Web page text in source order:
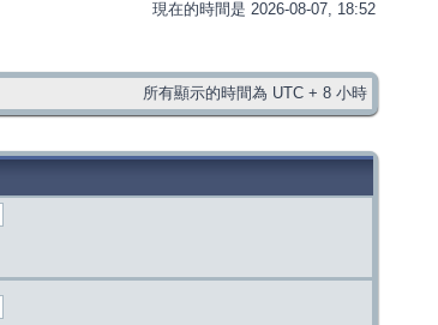
現在的時間是 2026-08-07, 18:52
所有顯示的時間為 UTC + 8 小時